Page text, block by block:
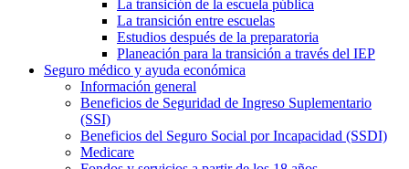
La transición de la escuela pública
La transición entre escuelas
Estudios después de la preparatoria
Planeación para la transición a través del IEP
Seguro médico y ayuda económica
Información general
Beneficios de Seguridad de Ingreso Suplementario
(SSI)
Beneficios del Seguro Social por Incapacidad (SSDI)
Medicare